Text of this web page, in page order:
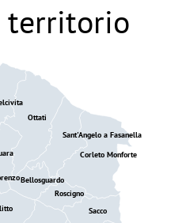
territorio
Sant'Angelo a Fasanella
Corleto Monforte
Bellosguardo
Roscigno
Ottati
Sacco